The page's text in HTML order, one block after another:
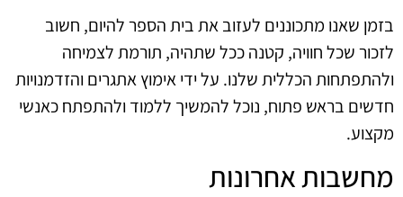
בזמן שאנו מתכוננים לעזוב את בית הספר להיום, חשוב
לזכור שכל חוויה, קטנה ככל שתהיה, תורמת לצמיחה
ולהתפתחות הכללית שלנו. על ידי אימוץ אתגרים והזדמנויות
חדשים בראש פתוח, נוכל להמשיך ללמוד ולהתפתח כאנשי
מקצוע.
מחשבות אחרונות